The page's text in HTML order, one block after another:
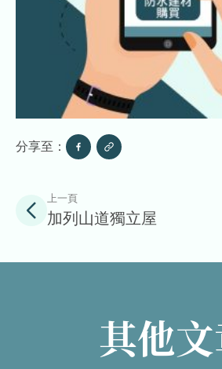
分享至：
上一頁
加列山道獨立屋
其他